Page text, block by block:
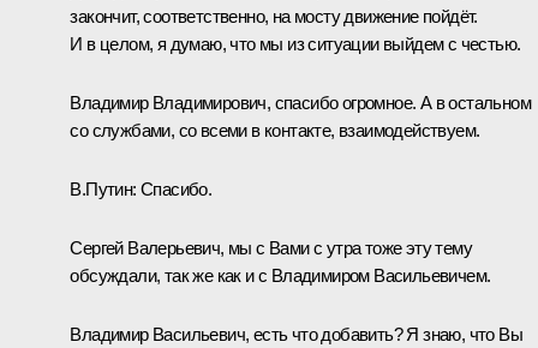
закончит, соответственно, на мосту движение пойдёт.
И в целом, я думаю, что мы из ситуации выйдем с честью.
Владимир Владимирович, спасибо огромное. А в остальном
со службами, со всеми в контакте, взаимодействуем.
В.Путин: Спасибо.
Сергей Валерьевич, мы с Вами с утра тоже эту тему
обсуждали, так же как и с Владимиром Васильевичем.
Владимир Васильевич, есть что добавить? Я знаю, что Вы